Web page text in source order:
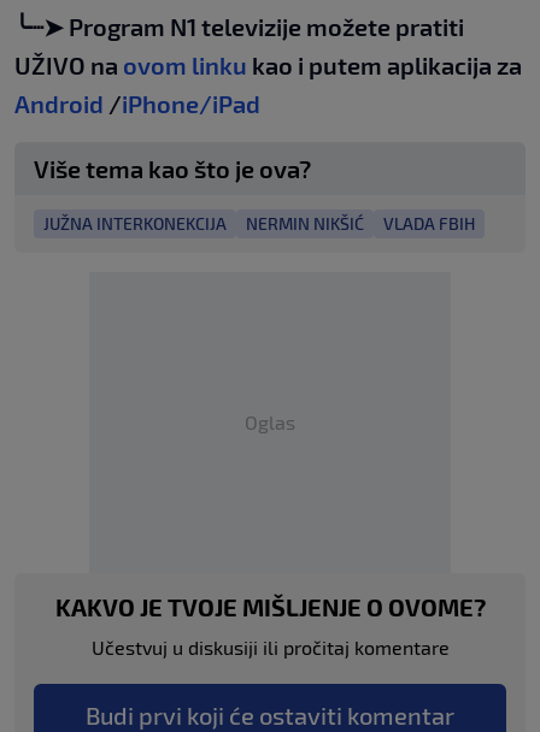
╰┈➤ Program N1 televizije možete pratiti
UŽIVO na ovom linku kao i putem aplikacija za
Android /iPhone/iPad
Više tema kao što je ova?
JUŽNA INTERKONEKCIJA NERMIN NIKŠIĆ VLADA FBIH
Oglas
KAKVO JE TVOJE MIŠLJENJE O OVOME?
Učestvuj u diskusiji ili pročitaj komentare
Budi prvi koji će ostaviti komentar